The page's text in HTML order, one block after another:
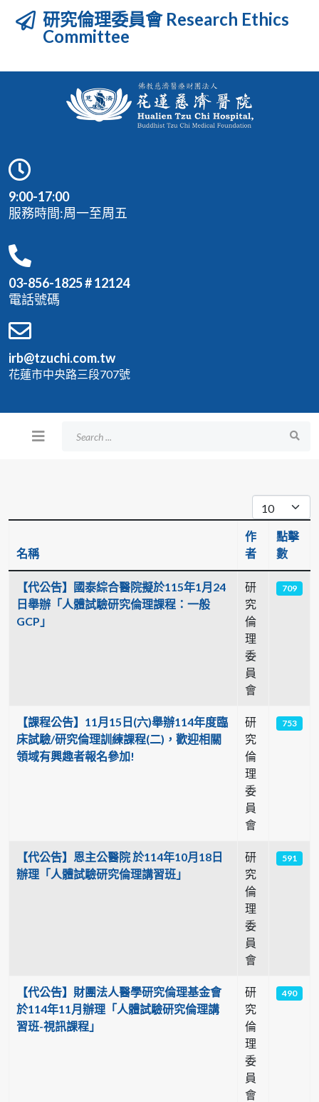
研究倫理委員會 Research Ethics
Committee
9:00-17:00
服務時間:周一至周五
03-856-1825 # 12124
電話號碼
irb@tzuchi.com.tw
花蓮市中央路三段707號
每頁顯示條數
文章列表
名稱
作
者
點擊
數
【代公告】國泰綜合醫院擬於115年1月24
日舉辦「人體試驗研究倫理課程：一般
GCP」
研
究
倫
理
委
員
會
709
【課程公告】11月15日(六)舉辦114年度臨
床試驗/研究倫理訓練課程(二)，歡迎相關
領域有興趣者報名參加!
研
究
倫
理
委
員
會
753
【代公告】恩主公醫院 於114年10月18日
辦理「人體試驗研究倫理講習班」
研
究
倫
理
委
員
會
591
【代公告】財團法人醫學研究倫理基金會
於114年11月辦理「人體試驗研究倫理講
習班-視訊課程」
研
究
倫
理
委
員
會
490